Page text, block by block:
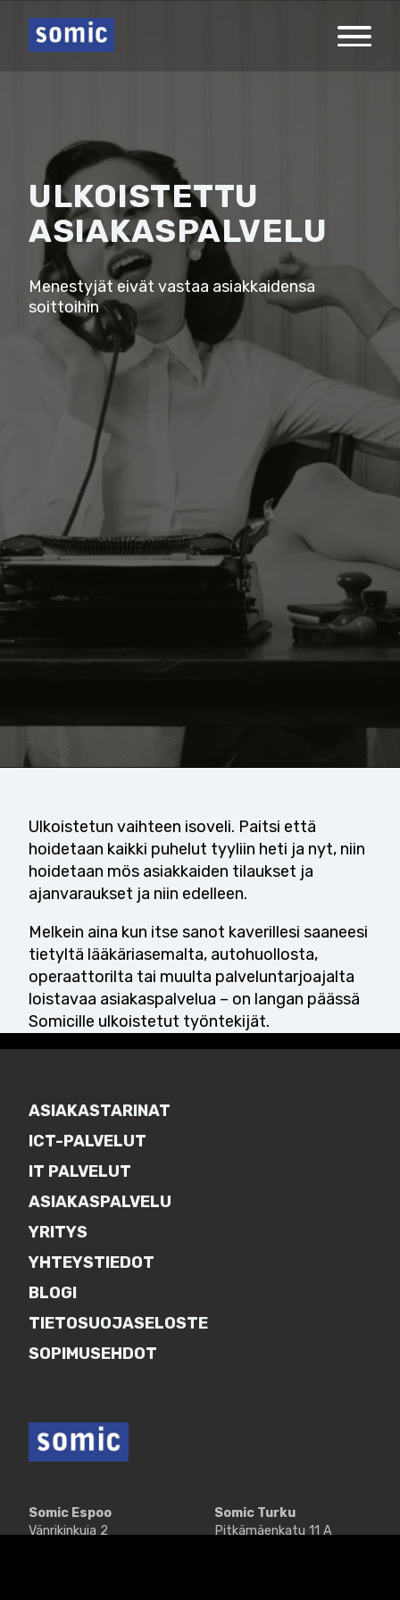
ULKOISTETTU
ASIAKASPALVELU
Menestyjät eivät vastaa asiakkaidensa
soittoihin
Ulkoistetun vaihteen isoveli. Paitsi että
hoidetaan kaikki puhelut tyyliin heti ja nyt, niin
hoidetaan mös asiakkaiden tilaukset ja
ajanvaraukset ja niin edelleen.
Melkein aina kun itse sanot kaverillesi saaneesi
tietyltä lääkäriasemalta, autohuollosta,
operaattorilta tai muulta palveluntarjoajalta
loistavaa asiakaspalvelua – on langan päässä
Somicille ulkoistetut työntekijät.
ASIAKASTARINAT
ICT-PALVELUT
IT PALVELUT
ASIAKASPALVELU
YRITYS
YHTEYSTIEDOT
BLOGI
TIETOSUOJASELOSTE
SOPIMUSEHDOT
Somic Espoo
Vänrikinkuja 2
Somic Turku
Pitkämäenkatu 11 A